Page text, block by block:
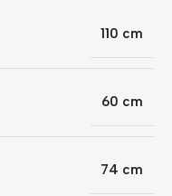
110 cm
60 cm
74 cm